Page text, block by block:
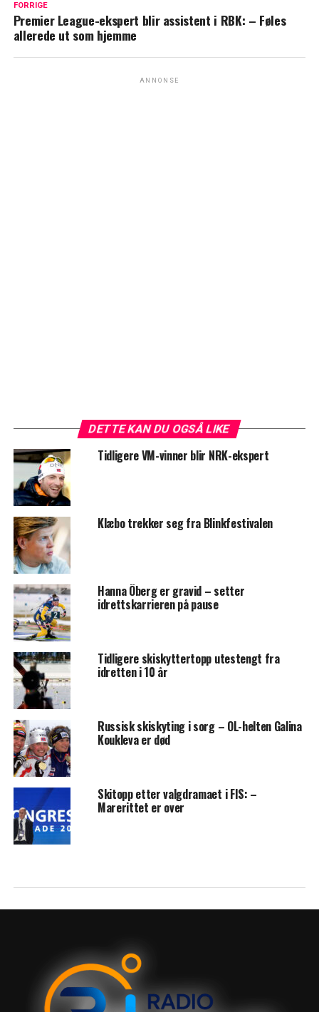
FORRIGE
Premier League-ekspert blir assistent i RBK: – Føles
allerede ut som hjemme
ANNONSE
DETTE KAN DU OGSÅ LIKE
Tidligere VM-vinner blir NRK-ekspert
Klæbo trekker seg fra Blinkfestivalen
Hanna Öberg er gravid – setter
idrettskarrieren på pause
Tidligere skiskyttertopp utestengt fra
idretten i 10 år
Russisk skiskyting i sorg – OL-helten Galina
Koukleva er død
Skitopp etter valgdramaet i FIS: –
Marerittet er over